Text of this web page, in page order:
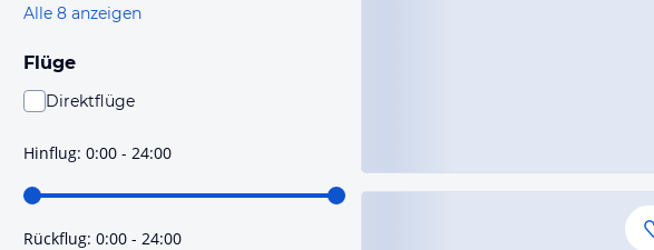
Alle 8 anzeigen
Flüge
Direktflüge
hoher Wahrscheinlichkeit Direktflüge sind. Bitte
prüfe vor der Buchung noch einmal die Flugdetails.
Hinflug: 0:00 - 24:00
Rückflug: 0:00 - 24:00